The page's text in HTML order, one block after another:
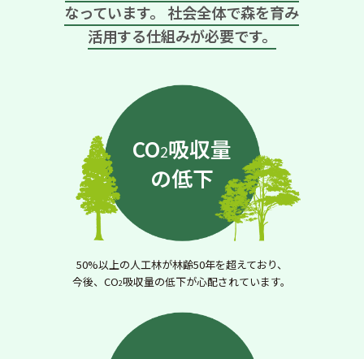
なっています。
社会全体で森を育み
活用する仕組みが必要です。
CO2吸収量
の低下
50%以上の人工林が林齢50年を超えており、
今後、CO2吸収量の低下が心配されています。